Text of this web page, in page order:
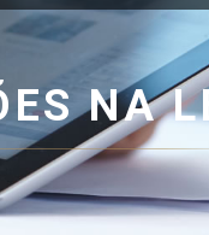
NA